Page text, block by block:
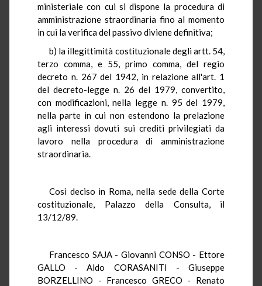
ministeriale con cui si dispone la procedura di
amministrazione straordinaria fino al momento
in cui la verifica del passivo diviene definitiva;
b) la illegittimità costituzionale degli artt. 54,
terzo comma, e 55, primo comma, del regio
decreto n. 267 del 1942, in relazione all'art. 1
del decreto-legge n. 26 del 1979, convertito,
con modificazioni, nella legge n. 95 del 1979,
nella parte in cui non estendono la prelazione
agli interessi dovuti sui crediti privilegiati da
lavoro nella procedura di amministrazione
straordinaria.
Così deciso in Roma, nella sede della Corte
costituzionale, Palazzo della Consulta, il
13/12/89.
Francesco SAJA - Giovanni CONSO - Ettore
GALLO - Aldo CORASANITI - Giuseppe
BORZELLINO - Francesco GRECO - Renato